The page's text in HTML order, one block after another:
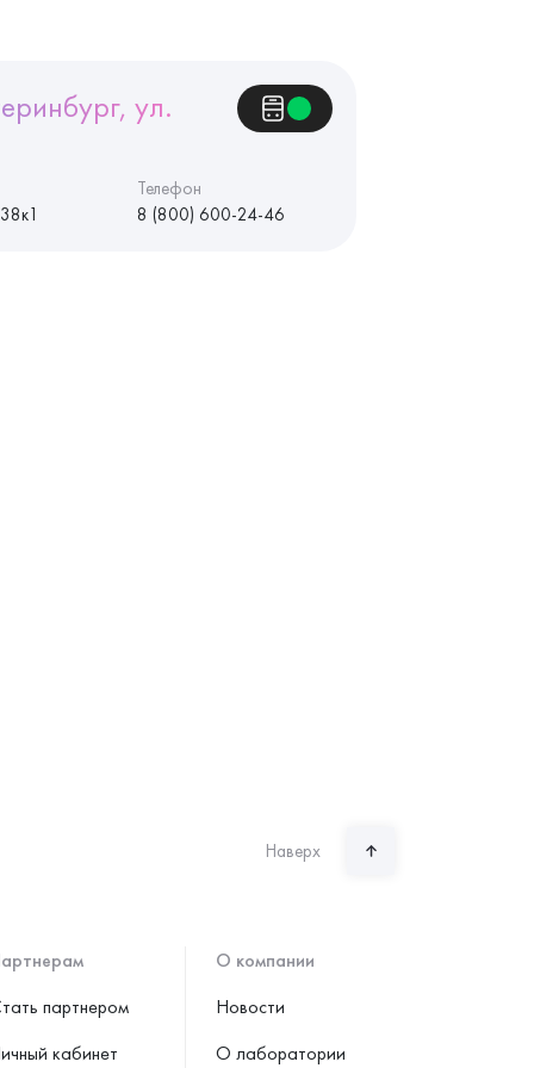
ул.
Телефон
8 (800) 600-24-46
Наверх
партнером
кабинет
О компании
Новости
О лаборатории